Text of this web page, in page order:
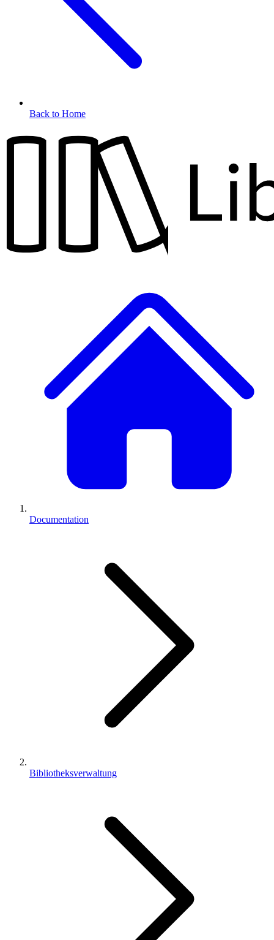
Back to Home
Documentation
Bibliotheksverwaltung